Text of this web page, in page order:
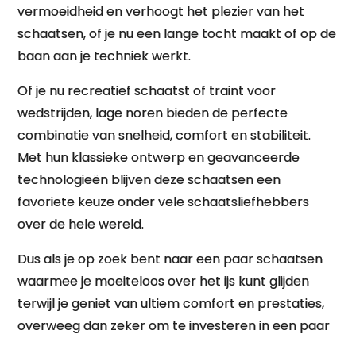
vermoeidheid en verhoogt het plezier van het
schaatsen, of je nu een lange tocht maakt of op de
baan aan je techniek werkt.
Of je nu recreatief schaatst of traint voor
wedstrijden, lage noren bieden de perfecte
combinatie van snelheid, comfort en stabiliteit.
Met hun klassieke ontwerp en geavanceerde
technologieën blijven deze schaatsen een
favoriete keuze onder vele schaatsliefhebbers
over de hele wereld.
Dus als je op zoek bent naar een paar schaatsen
waarmee je moeiteloos over het ijs kunt glijden
terwijl je geniet van ultiem comfort en prestaties,
overweeg dan zeker om te investeren in een paar